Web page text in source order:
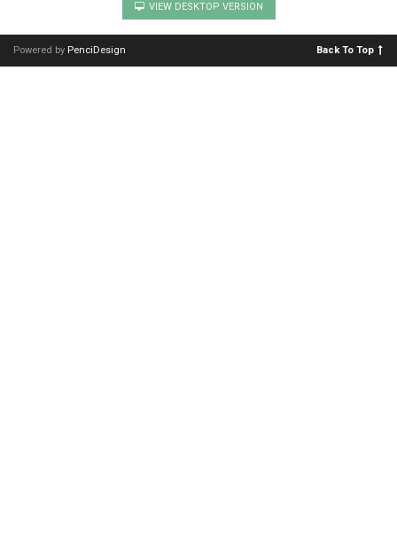
VIEW DESKTOP VERSION
Powered by PenciDesign Back To Top